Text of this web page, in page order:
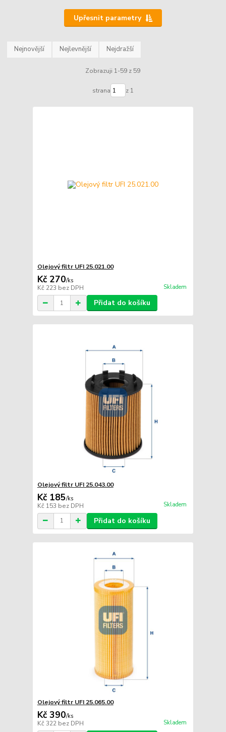
Upřesnit parametry
Nejnovější Nejlevnější Nejdražší
Zobrazuji 1-59 z 59
strana z 1
Olejový filtr UFI 25.021.00
Kč 270/ks
Kč 223 bez DPH Skladem
Přidat do košíku
Olejový filtr UFI 25.043.00
Kč 185/ks
Kč 153 bez DPH Skladem
Přidat do košíku
Olejový filtr UFI 25.065.00
Kč 390/ks
Kč 322 bez DPH Skladem